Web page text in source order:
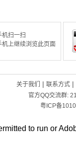
机扫一扫
机上继续浏览此页面
关于我们 | 联系方式|
官方QQ交流群:
粤ICP备
to run or